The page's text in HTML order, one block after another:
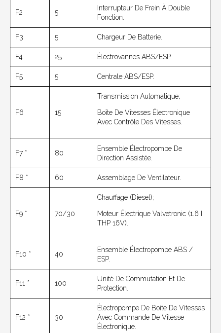
F2 5
Interrupteur De Frein À Double
Fonction.
F3 5 Chargeur De Batterie.
F4 25 Électrovannes ABS/ESP.
F5 5 Centrale ABS/ESP.
F6 15
Transmission Automatique;
Boîte De Vitesses Électronique
Avec Contrôle Des Vitesses.
F7 * 80
Ensemble Électropompe De
Direction Assistée.
F8 * 60 Assemblage De Ventilateur.
F9 * 70/30
Chauffage (Diesel);
Moteur Électrique Valvetronic (1.6 I
THP 16V).
F10 * 40
Ensemble Électropompe ABS /
ESP.
F11 * 100
Unité De Commutation Et De
Protection.
F12 * 30
Électropompe De Boîte De Vitesses
Avec Commande De Vitesse
Électronique.